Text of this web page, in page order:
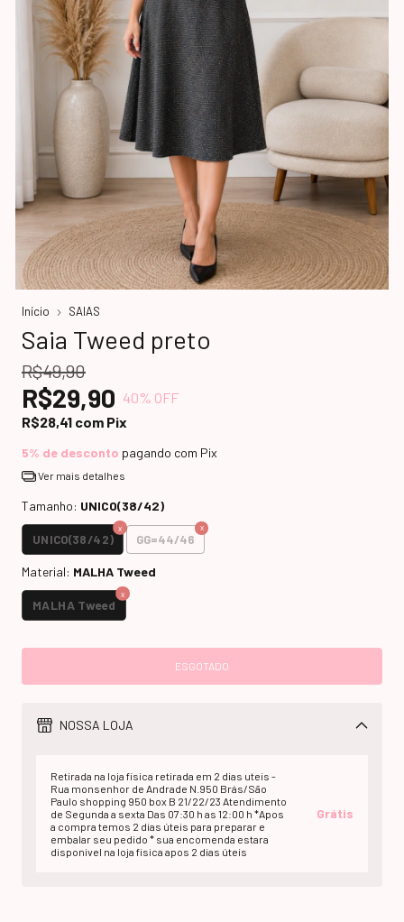
Início SAIAS
Saia Tweed preto
R$49,90
R$29,90 40% OFF
R$28,41 com Pix
5% de desconto pagando com Pix
Ver mais detalhes
Tamanho: UNICO(38/42)
UNICO(38/42) GG=44/46
Material: MALHA Tweed
MALHA Tweed
NOSSA LOJA
Retirada na loja fisica retirada em 2 dias uteis -
Rua monsenhor de Andrade N.950 Brás/São
Paulo shopping 950 box B 21/22/23 Atendimento
de Segunda a sexta Das 07:30 h as 12:00 h *Apos
a compra temos 2 dias úteis para preparar e
embalar seu pedido * sua encomenda estara
disponivel na loja fisica apos 2 dias úteis
Grátis